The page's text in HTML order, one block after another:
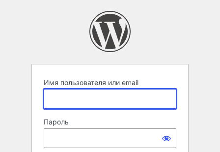
Имя пользователя или email
Пароль